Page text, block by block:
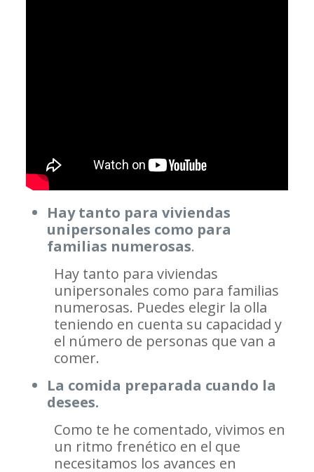
Hay tanto para viviendas
unipersonales como para
familias numerosas.
Hay tanto para viviendas
unipersonales como para familias
numerosas. Puedes elegir la olla
teniendo en cuenta su capacidad y
el número de personas que van a
comer.
La comida preparada cuando la
desees.
Como te he comentado, vivimos en
un ritmo frenético en el que
necesitamos los avances en